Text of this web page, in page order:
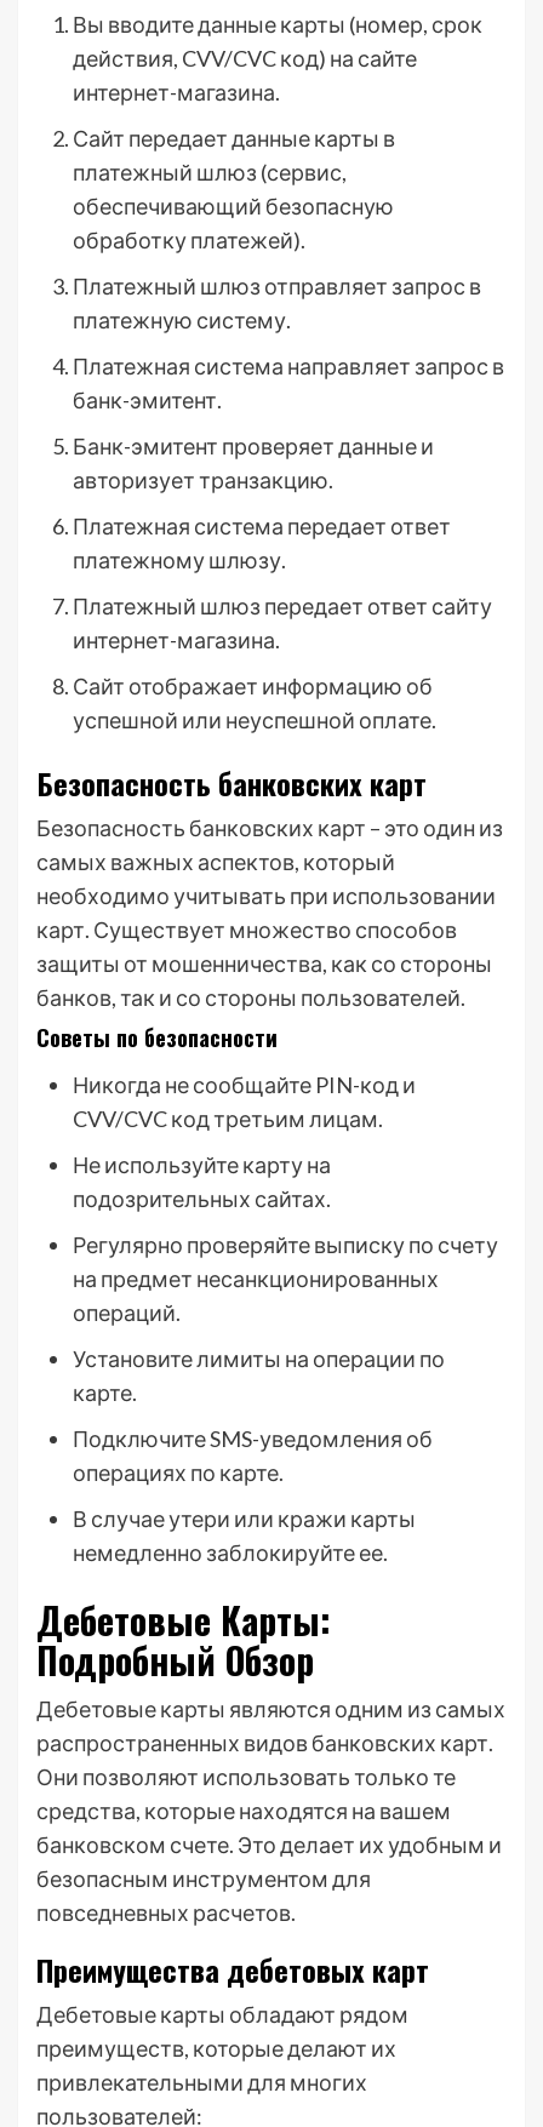
Вы вводите данные карты (номер, срок
действия, CVV/CVC код) на сайте
интернет-магазина.
Сайт передает данные карты в
платежный шлюз (сервис,
обеспечивающий безопасную
обработку платежей).
Платежный шлюз отправляет запрос в
платежную систему.
Платежная система направляет запрос в
банк-эмитент.
Банк-эмитент проверяет данные и
авторизует транзакцию.
Платежная система передает ответ
платежному шлюзу.
Платежный шлюз передает ответ сайту
интернет-магазина.
Сайт отображает информацию об
успешной или неуспешной оплате.
Безопасность банковских карт
Безопасность банковских карт – это один из
самых важных аспектов, который
необходимо учитывать при использовании
карт. Существует множество способов
защиты от мошенничества, как со стороны
банков, так и со стороны пользователей.
Советы по безопасности
Никогда не сообщайте PIN-код и
CVV/CVC код третьим лицам.
Не используйте карту на
подозрительных сайтах.
Регулярно проверяйте выписку по счету
на предмет несанкционированных
операций.
Установите лимиты на операции по
карте.
Подключите SMS-уведомления об
операциях по карте.
В случае утери или кражи карты
немедленно заблокируйте ее.
Дебетовые Карты:
Подробный Обзор
Дебетовые карты являются одним из самых
распространенных видов банковских карт.
Они позволяют использовать только те
средства, которые находятся на вашем
банковском счете. Это делает их удобным и
безопасным инструментом для
повседневных расчетов.
Преимущества дебетовых карт
Дебетовые карты обладают рядом
преимуществ, которые делают их
привлекательными для многих
пользователей: